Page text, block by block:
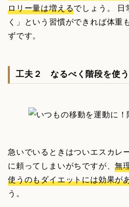
ロリー量は増えるでしょう。 日
く」という習慣ができれば体重
ずです。
工夫２ なるべく階段を使う
急いでいるときはついエスカレ
に頼ってしまいがちですが、無
使うのもダイエットには効果が
う。